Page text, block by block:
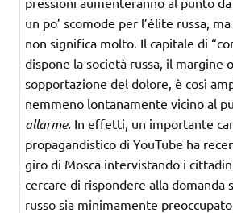
un po’ scomode per l’élite russa,
non significa molto. Il capitale di
dispone la società russa, il margine
sopportazione del dolore, è così
nemmeno lontanamente vicino al
allarme. In effetti, un importante
propagandistico di YouTube ha
giro di Mosca intervistando i
cercare di rispondere alla domanda
russo sia minimamente